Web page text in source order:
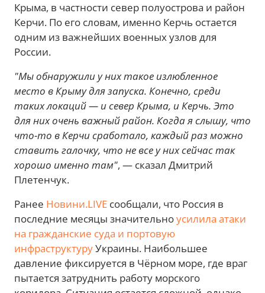
Крыма, в частности север полуострова и район
Керчи. По его словам, именно Керчь остается
одним из важнейших военных узлов для
России.
"Мы обнаружили у них такое излюбленное
место в Крыму для запуска. Конечно, среди
таких локаций — и север Крыма, и Керчь. Это
для них очень важный район. Когда я слышу, что
что-то в Керчи сработало, каждый раз можно
ставить галочку, что не все у них сейчас так
хорошо именно там", — сказал Дмитрий
Плетенчук.
Ранее Новини.LIVE сообщали, что Россия в
последние месяцы значительноусилила атаки
на гражданские суда и портовую
инфраструктуруУкраины. Наибольшее
давление фиксируется в Чёрном море, где враг
пытается затруднить работу морского